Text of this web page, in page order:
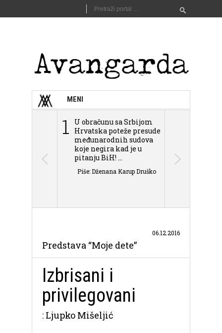
MENI
1
U obračunu sa Srbijom
Hrvatska poteže presude
međunarodnih sudova
koje negira kad je u
pitanju BiH! ...
Piše: Dženana Karup Druško
Predstava “Moje dete”
06.12.2016
Izbrisani i
privilegovani
: Ljupko Mišeljić